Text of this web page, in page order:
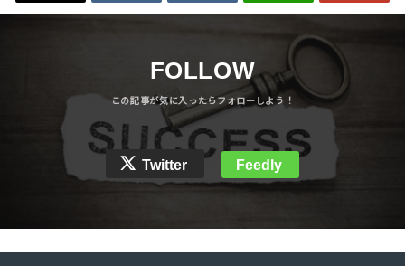
FOLLOW
Twitter Feedly